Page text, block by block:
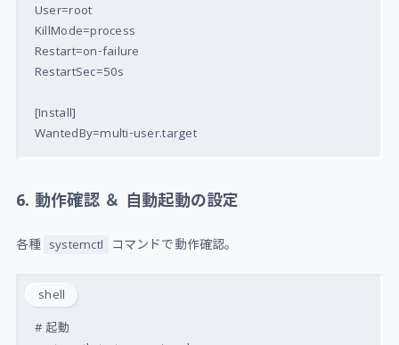
User=root
KillMode=process
Restart=on-failure
RestartSec=50s
[Install]
WantedBy=multi-user.target
6. 動作確認 ＆ 自動起動の設定
各種 systemctl コマンドで動作確認。
# 起動
shell